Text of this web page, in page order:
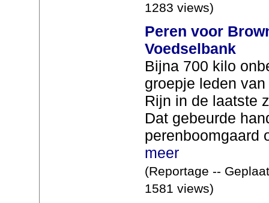
1283 views)
Peren voor
Voedselbank
Bijna 700 kilo
groepje leden
Rijn in de laatste
Dat gebeurde
perenboomgaard
meer
(Reportage --
1581 views)